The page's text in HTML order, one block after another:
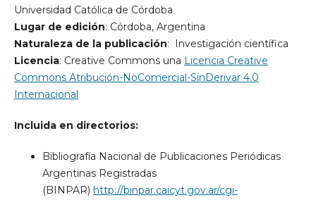
Universidad Católica de Córdoba
Lugar de edición: Córdoba, Argentina
Naturaleza de la publicación: Investigación científica
Licencia: Creative Commons una Licencia Creative
Commons Atribución-NoComercial-SinDerivar 4.0
Internacional
Incluida en directorios:
Bibliografía Nacional de Publicaciones Periódicas
Argentinas Registradas
(BINPAR) http://binpar.caicyt.gov.ar/cgi-